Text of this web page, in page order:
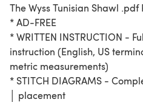
The Wyss Tunisian Shawl
* AD-FREE
* WRITTEN INSTRUCTION -
instruction (English, US
metric measurements)
* STITCH DIAGRAMS -
│ placement